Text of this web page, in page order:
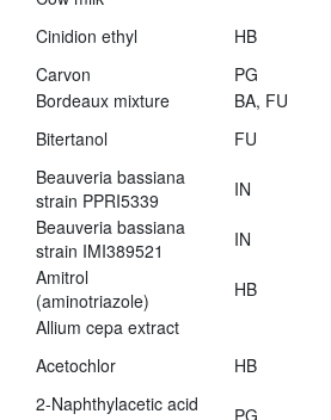
Cinidion ethyl
HB
Carvon
PG
Bordeaux mixture
BA, FU
Bitertanol
FU
Beauveria bassiana
strain PPRI5339
IN
Beauveria bassiana
strain IMI389521
IN
Amitrol
(aminotriazole)
HB
Allium cepa extract
Acetochlor
HB
2-Naphthylacetic acid